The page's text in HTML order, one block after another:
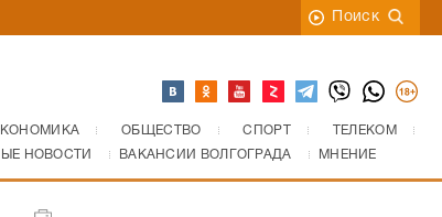
Поиск
ОБЩЕСТВО СПОРТ
ТЕЛЕКОМ
НОВОСТИ ВАКАНСИИ ВОЛГОГРАДА МНЕНИЕ